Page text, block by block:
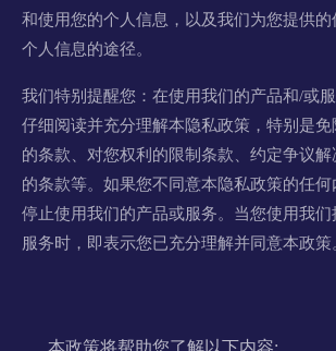
和使用您的个人信息，以及我们为您提供
个人信息的途径。
我们特别提醒您：在使用我们的产品和/或
仔细阅读并充分理解本隐私政策，特别是
的条款、对您权利的限制条款、约定争议
的条款等。如果您不同意本隐私政策的任
停止使用我们的产品或服务。当您使用我
服务时，即表示您已充分理解并同意本政策
本政策将帮助您了解以下内容: